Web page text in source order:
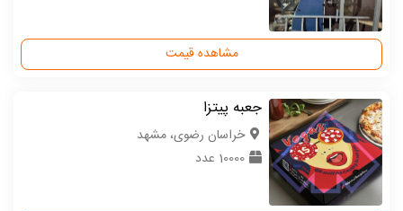
مشاهده قیمت
جعبه پیتزا
خراسان رضوی، مشهد
10000 عدد